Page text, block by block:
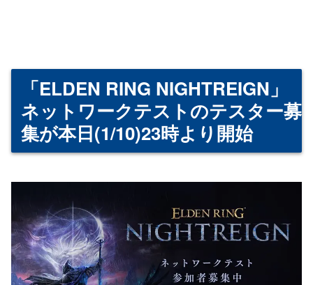
「ELDEN RING NIGHTREIGN」
ネットワークテストのテスター募
集が本日(1/10)23時より開始